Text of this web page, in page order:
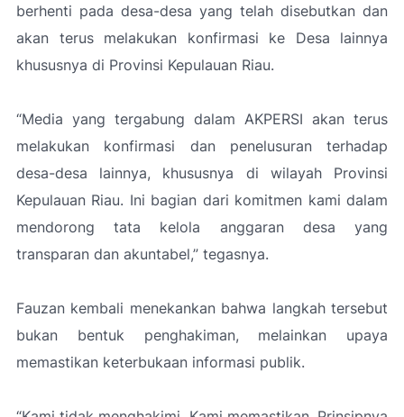
berhenti pada desa-desa yang telah disebutkan dan
akan terus melakukan konfirmasi ke Desa lainnya
khususnya di Provinsi Kepulauan Riau.
“Media yang tergabung dalam AKPERSI akan terus
melakukan konfirmasi dan penelusuran terhadap
desa-desa lainnya, khususnya di wilayah Provinsi
Kepulauan Riau. Ini bagian dari komitmen kami dalam
mendorong tata kelola anggaran desa yang
transparan dan akuntabel,” tegasnya.
Fauzan kembali menekankan bahwa langkah tersebut
bukan bentuk penghakiman, melainkan upaya
memastikan keterbukaan informasi publik.